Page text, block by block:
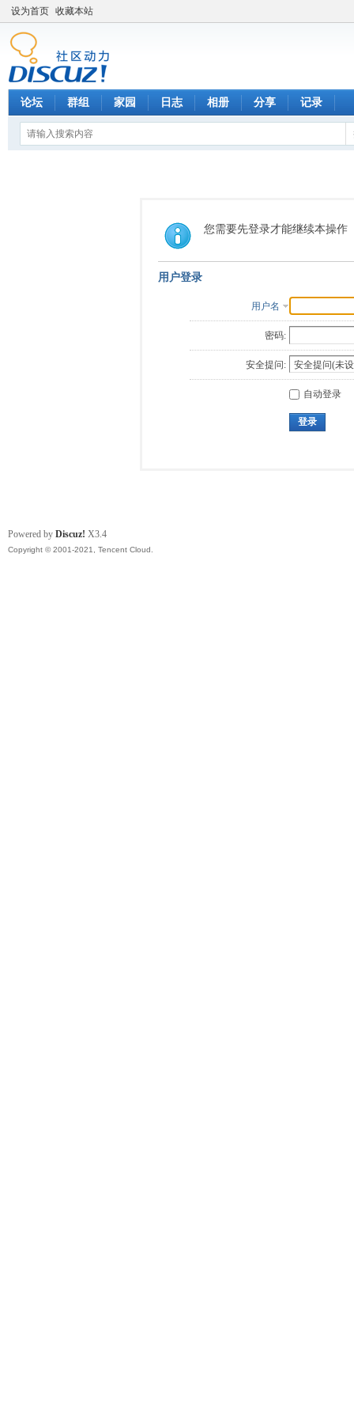
设为首页 收藏本站
论坛 群组 家园 日志 相册 分享 记录
您需要先登录才能继续本操作
用户登录
用户名
密码:
安全提问:
自动登录
登录
Powered by Discuz! X3.4
Copyright © 2001-2021, Tencent Cloud.